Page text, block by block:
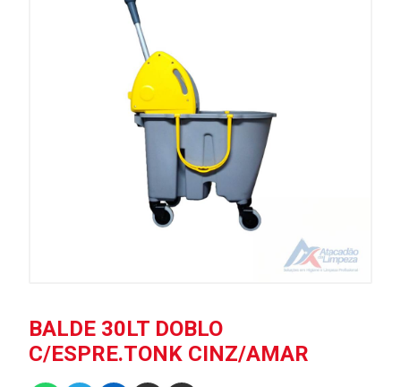
BALDE 30LT DOBLO
C/ESPRE.TONK CINZ/AMAR